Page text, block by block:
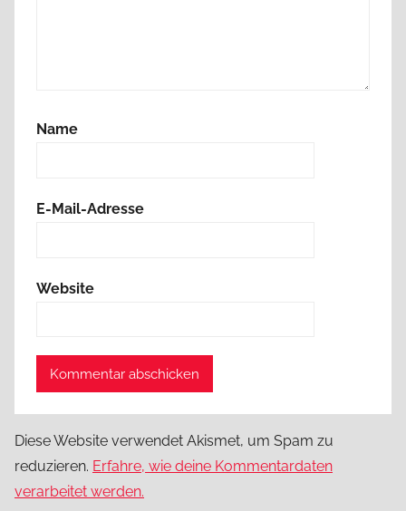
Name
E-Mail-Adresse
Website
Diese Website verwendet Akismet, um Spam zu
reduzieren. Erfahre, wie deine Kommentardaten
verarbeitet werden.